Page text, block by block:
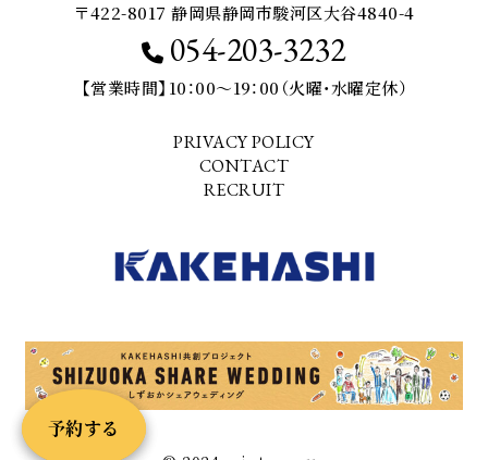
予約する
〒422-8017 静岡県静岡市駿河区大谷4840-4
054-203-3232
【営業時間】10：00～19：00（火曜・水曜定休）
PRIVACY POLICY
CONTACT
RECRUIT
予約する